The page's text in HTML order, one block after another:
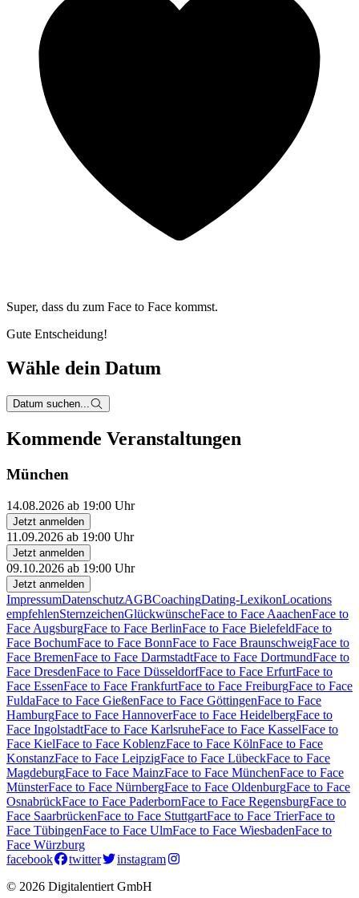
Super, dass du zum Face to Face kommst.
Gute Entscheidung!
Wähle dein Datum
Datum suchen...
Kommende Veranstaltungen
München
14.08.2026 ab 19:00 Uhr
Jetzt anmelden
11.09.2026 ab 19:00 Uhr
Jetzt anmelden
09.10.2026 ab 19:00 Uhr
Jetzt anmelden
ImpressumDatenschutzAGBCoachingDating-LexikonLocations
empfehlenSternzeichenGlückwünscheFace to Face AaachenFace to
Face AugsburgFace to Face BerlinFace to Face BielefeldFace to
Face BochumFace to Face BonnFace to Face BraunschweigFace to
Face BremenFace to Face DarmstadtFace to Face DortmundFace to
Face DresdenFace to Face DüsseldorfFace to Face ErfurtFace to
Face EssenFace to Face FrankfurtFace to Face FreiburgFace to Face
FuldaFace to Face GießenFace to Face GöttingenFace to Face
HamburgFace to Face HannoverFace to Face HeidelbergFace to
Face IngolstadtFace to Face KarlsruheFace to Face KasselFace to
Face KielFace to Face KoblenzFace to Face KölnFace to Face
KonstanzFace to Face LeipzigFace to Face LübeckFace to Face
MagdeburgFace to Face MainzFace to Face MünchenFace to Face
MünsterFace to Face NürnbergFace to Face OldenburgFace to Face
OsnabrückFace to Face PaderbornFace to Face RegensburgFace to
Face SaarbrückenFace to Face StuttgartFace to Face TrierFace to
Face TübingenFace to Face UlmFace to Face WiesbadenFace to
Face Würzburg
facebook
twitter
instagram
© 2026 Digitalentiert GmbH